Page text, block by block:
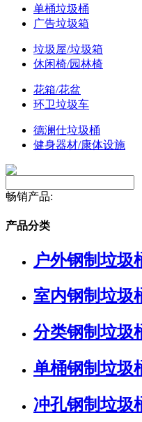
单桶垃圾桶
广告垃圾箱
垃圾屋/垃圾箱
休闲椅/园林椅
花箱/花盆
环卫垃圾车
德澜仕垃圾桶
健身器材/康体设施
畅销产品:
产品分类
户外钢制垃圾
室内钢制垃圾
分类钢制垃圾
单桶钢制垃圾
冲孔钢制垃圾